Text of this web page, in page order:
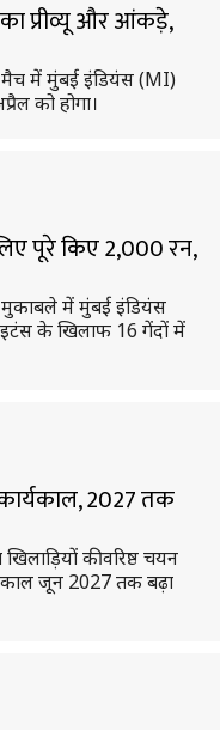
प्रीव्यू और आंकड़े,
मैच में मुंबई इंडियंस (MI)
को होगा।
पूरे किए 2,000 रन,
मुकाबले में मुंबई इंडियंस
के खिलाफ 16 गेंदों में
2027 तक
की वरिष्ठ चयन
जून 2027 तक बढ़ा